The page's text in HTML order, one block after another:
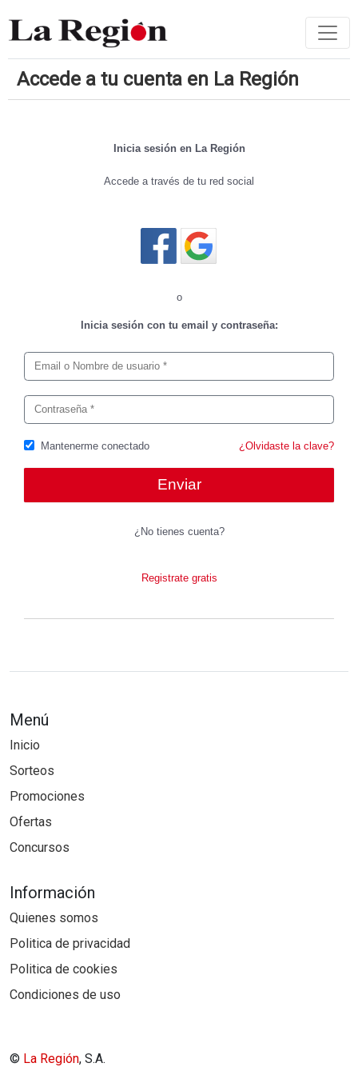
Accede a tu cuenta en La Región
Inicia sesión en La Región
Accede a través de tu red social
Cerrar sesión
o
Inicia sesión con tu email y contraseña:
¿Olvidaste la clave?
Mantenerme conectado
¿No tienes cuenta?
Registrate gratis
Menú
Inicio
Sorteos
Promociones
Ofertas
Concursos
Información
Quienes somos
Politica de privacidad
Politica de cookies
Condiciones de uso
© La Región, S.A.